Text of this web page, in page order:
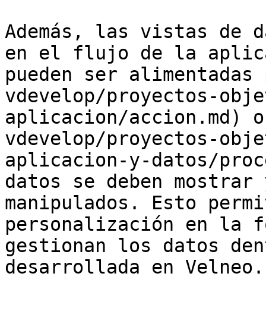
Además, las vistas de
en el flujo de la
pueden ser
vdevelop/proyectos-
aplicacion/accion.md)
vdevelop/proyectos-
aplicacion-y-datos/
datos se deben mostrar
manipulados. Esto
personalización en la
gestionan los datos